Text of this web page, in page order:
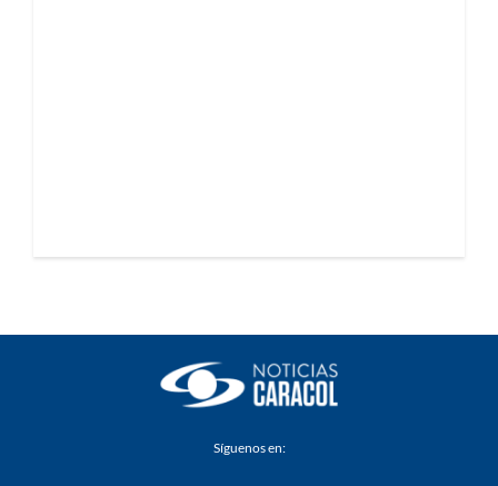
Síguenos en: